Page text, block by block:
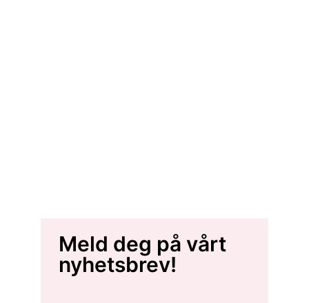
Meld deg på vårt
nyhetsbrev!